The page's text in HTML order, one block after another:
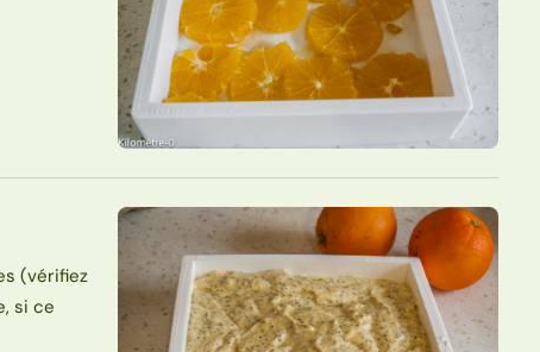
(vérifiez
si ce